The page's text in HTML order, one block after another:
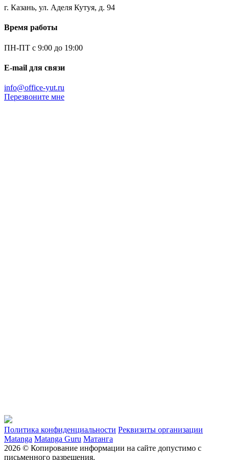
г. Казань, ул. Аделя Кутуя, д. 94
Время работы
ПН-ПТ с 9:00 до 19:00
E-mail для связи
info@office-yut.ru
Перезвоните мне
Политика конфиденциальности Реквизиты организации
Matanga Matanga Guru Матанга
2026 © Копирование информации на сайте допустимо с
письменного разрешения.